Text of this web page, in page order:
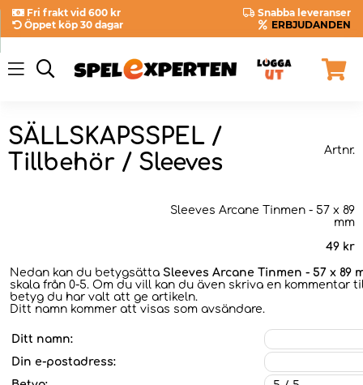
Fri frakt vid 600 kr
Snabba leveranser
Öppet köp 30 dagar
ERBJUDANDEN
SÄLLSKAPSSPEL /
Tillbehör / Sleeves
Artnr.
Sleeves Arcane Tinmen - 57 x 89
mm
49 kr
Nedan kan du betygsätta Sleeves Arcane Tinmen - 57 x 89
skala från 0-5. Om du vill kan du även skriva en kommentar
betyg du har valt att ge artikeln.
Ditt namn kommer att visas som avsändare.
Ditt namn:
Din e-postadress: